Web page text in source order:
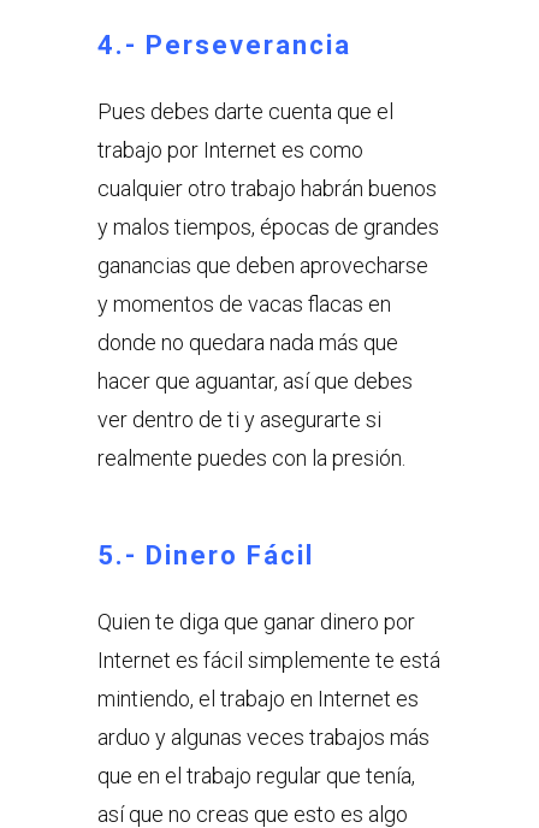
4.- Perseverancia
Pues debes darte cuenta que el
trabajo por Internet es como
cualquier otro trabajo habrán buenos
y malos tiempos, épocas de grandes
ganancias que deben aprovecharse
y momentos de vacas flacas en
donde no quedara nada más que
hacer que aguantar, así que debes
ver dentro de ti y asegurarte si
realmente puedes con la presión.
5.- Dinero Fácil
Quien te diga que ganar dinero por
Internet es fácil simplemente te está
mintiendo, el trabajo en Internet es
arduo y algunas veces trabajos más
que en el trabajo regular que tenía,
así que no creas que esto es algo